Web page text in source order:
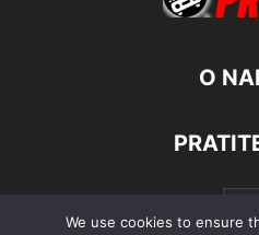
O
We use cookies to ensure